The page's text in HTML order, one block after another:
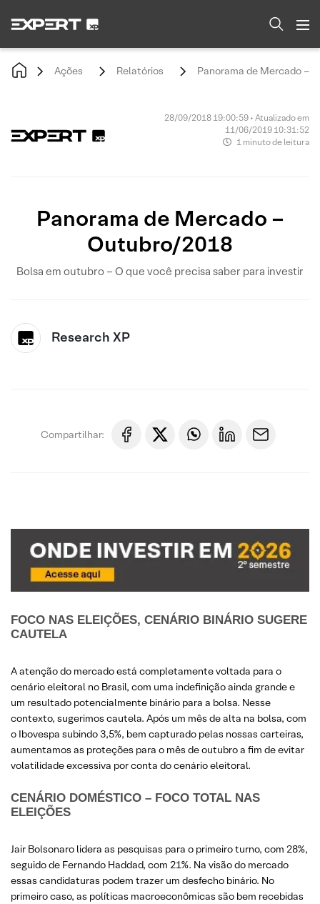
Ações Relatórios Panorama de Mercado –
28/09/2018 19:00:59 • Atualizado em
11/06/2019 10:31:52
1 minuto de leitura
Panorama de Mercado –
Outubro/2018
Bolsa em outubro – O que você precisa saber para investir
Research XP
Compartilhar:
FOCO NAS ELEIÇÕES, CENÁRIO BINÁRIO SUGERE
CAUTELA
A atenção do mercado está completamente voltada para o
cenário eleitoral no Brasil, com uma indefinição ainda grande e
um resultado potencialmente binário para a bolsa. Nesse
contexto, sugerimos cautela. Após um mês de alta na bolsa, com
o Ibovespa subindo 3,5%, bem capturado pelas nossas carteiras,
aumentamos as proteções para o mês de outubro a fim de evitar
volatilidade excessiva por conta do cenário eleitoral.
CENÁRIO DOMÉSTICO – FOCO TOTAL NAS
ELEIÇÕES
Jair Bolsonaro lidera as pesquisas para o primeiro turno, com 28%,
seguido de Fernando Haddad, com 21%. Na visão do mercado
essas candidaturas podem trazer um desfecho binário. No
primeiro caso, as políticas macroeconômicas são bem recebidas